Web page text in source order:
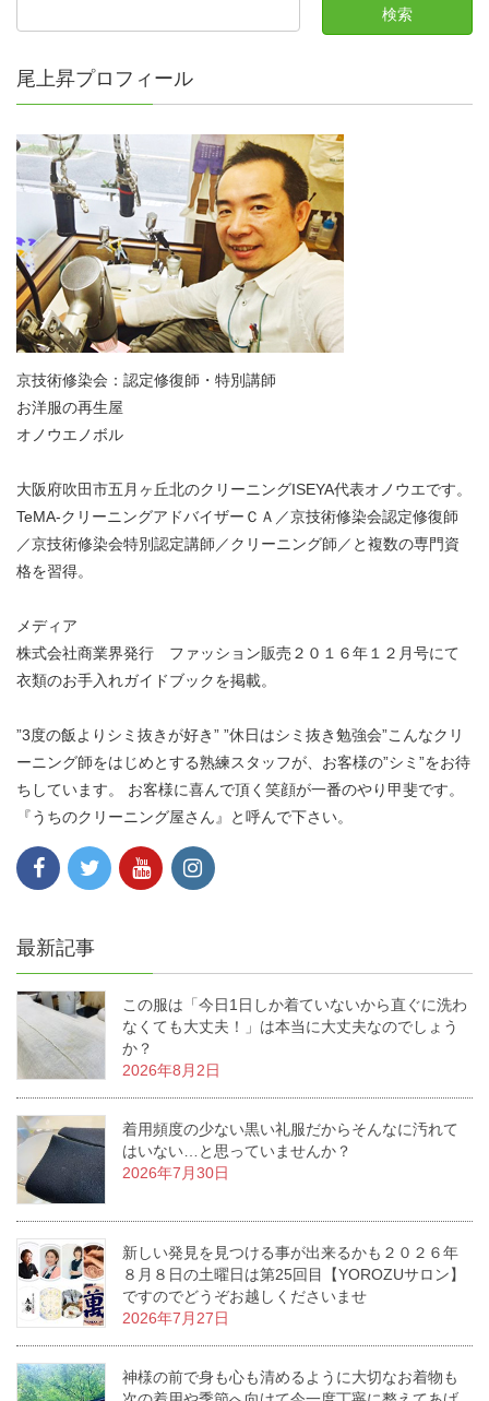
尾上昇プロフィール
京技術修染会：認定修復師・特別講師
お洋服の再生屋
オノウエノボル
大阪府吹田市五月ヶ丘北のクリーニングISEYA代表オノウエです。
TeMA-クリーニングアドバイザーＣＡ／京技術修染会認定修復師
／京技術修染会特別認定講師／クリーニング師／と複数の専門資
格を習得。
メディア
株式会社商業界発行 ファッション販売２０１６年１２月号にて
衣類のお手入れガイドブックを掲載。
”3度の飯よりシミ抜きが好き” ”休日はシミ抜き勉強会”こんなクリ
ーニング師をはじめとする熟練スタッフが、お客様の”シミ”をお待
ちしています。 お客様に喜んで頂く笑顔が一番のやり甲斐です。
『うちのクリーニング屋さん』と呼んで下さい。
最新記事
この服は「今日1日しか着ていないから直ぐに洗わ
なくても大丈夫！」は本当に大丈夫なのでしょう
か？
2026年8月2日
着用頻度の少ない黒い礼服だからそんなに汚れて
はいない…と思っていませんか？
2026年7月30日
新しい発見を見つける事が出来るかも２０２６年
８月８日の土曜日は第25回目【YOROZUサロン】
ですのでどうぞお越しくださいませ
2026年7月27日
神様の前で身も心も清めるように大切なお着物も